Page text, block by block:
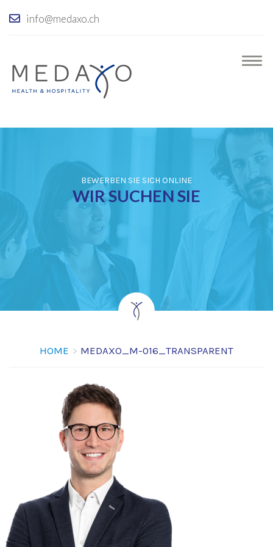
info@medaxo.ch
BEWERBEN SIE SICH ONLINE
WIR SUCHEN SIE
HOME MEDAXO_M-016_TRANSPARENT